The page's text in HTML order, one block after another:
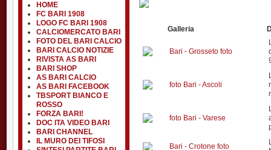
HOME
FC BARI 1908
LOGO FC BARI 1908
CALCIOMERCATO BARI
FOTO DEL BARI CALCIO
BARI CALCIO NOTIZIE
RIVISTA AS BARI
BARI SHOP
AS BARI CALCIO
AS BARI FACEBOOK
TBSPORT BIANCO E
ROSSO
FORZA BARI!
DOC ITA VIDEO BARI
BARI CHANNEL
IL MURO DEI TIFOSI
Galleria
Bari - Grosseto foto
foto Bari - Ascoli
foto Bari - Varese
Bari - Crotone foto